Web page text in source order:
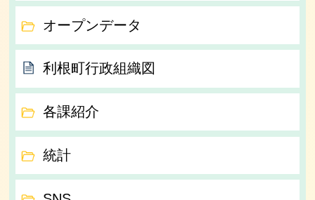
オープンデータ
利根町行政組織図
各課紹介
統計